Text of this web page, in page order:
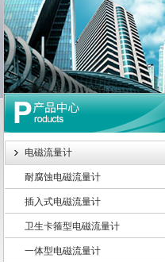
上海龙魁工业技术有限责任公司
电磁流量计
耐腐蚀电磁流量计
插入式电磁流量计
卫生卡箍型电磁流量计
一体型电磁流量计